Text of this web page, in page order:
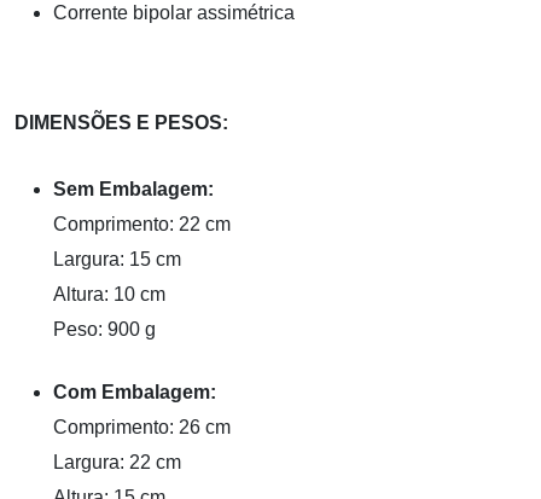
Corrente bipolar assimétrica
DIMENSÕES E PESOS:
Sem Embalagem:
Comprimento: 22 cm
Largura: 15 cm
Altura: 10 cm
Peso: 900 g
Com Embalagem:
Comprimento: 26 cm
Largura: 22 cm